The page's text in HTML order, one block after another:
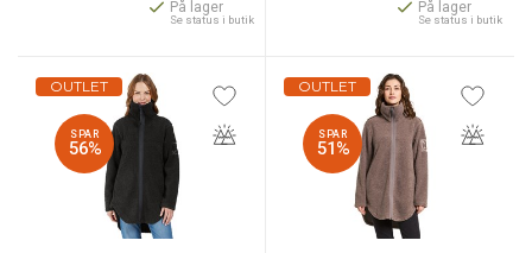
På lager
Se status i butik
På lager
Se status i butik
OUTLET
SPAR
56%
OUTLET
SPAR
51%